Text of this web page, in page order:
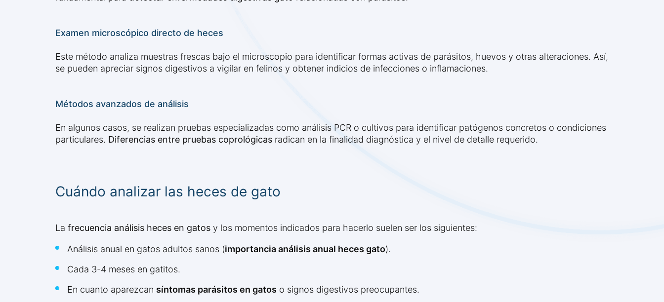
Examen microscópico directo de heces
Este método analiza muestras frescas bajo el microscopio para identificar formas activas de parásitos, huevos y otras alteraciones. Así,
se pueden apreciar signos digestivos a vigilar en felinos y obtener indicios de infecciones o inflamaciones.
Métodos avanzados de análisis
En algunos casos, se realizan pruebas especializadas como análisis PCR o cultivos para identificar patógenos concretos o condiciones
particulares. Diferencias entre pruebas coprológicas radican en la finalidad diagnóstica y el nivel de detalle requerido.
Cuándo analizar las heces de gato
La frecuencia análisis heces en gatos y los momentos indicados para hacerlo suelen ser los siguientes:
Análisis anual en gatos adultos sanos (importancia análisis anual heces gato).
Cada 3-4 meses en gatitos.
En cuanto aparezcan síntomas parásitos en gatos o signos digestivos preocupantes.